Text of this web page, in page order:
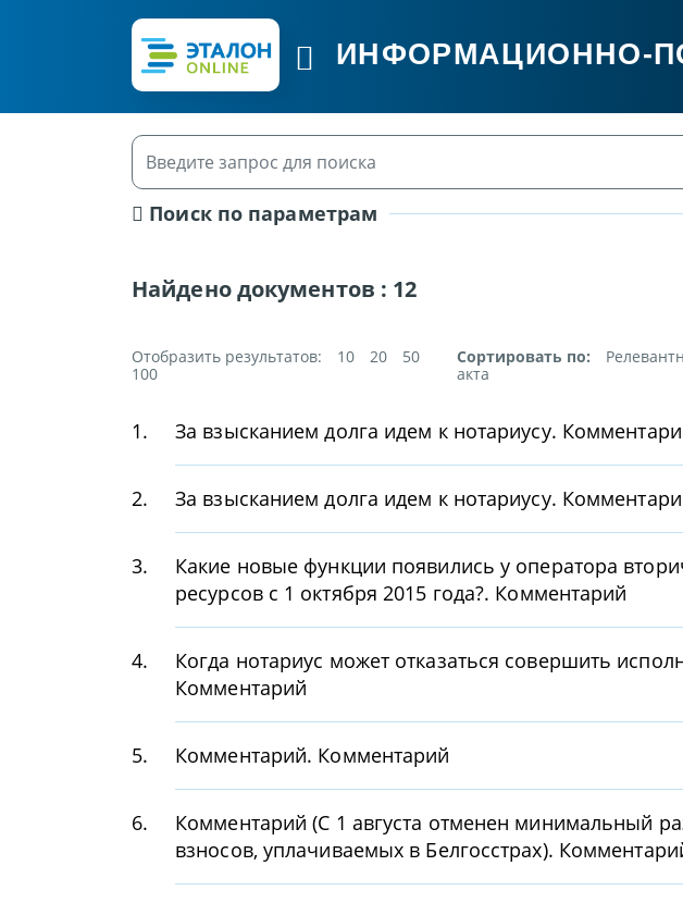
ИНФОРМАЦИОННО-
Поиск по параметрам
Найдено документов : 12
Отобразить результатов: 10 20
50
100
Сортировать по:
акта
1. За взысканием долга идем к нотариусу.
2. За взысканием долга идем к нотариусу.
3.
Какие новые функции появились у оператора
ресурсов с 1 октября 2015 года?. Комментарий
4.
Когда нотариус может отказаться совершить
Комментарий
5. Комментарий. Комментарий
6.
Комментарий (С 1 августа отменен минимальный
взносов, уплачиваемых в Белгосстрах).